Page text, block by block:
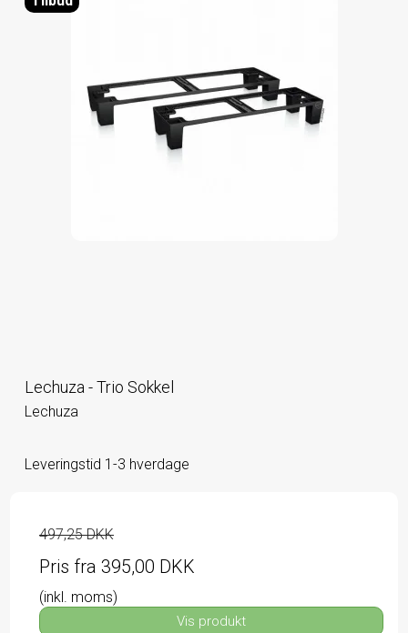
Lechuza - Trio Sokkel
Lechuza
Leveringstid 1-3 hverdage
497,25 DKK
Pris fra 395,00 DKK
(inkl. moms)
Vis produkt